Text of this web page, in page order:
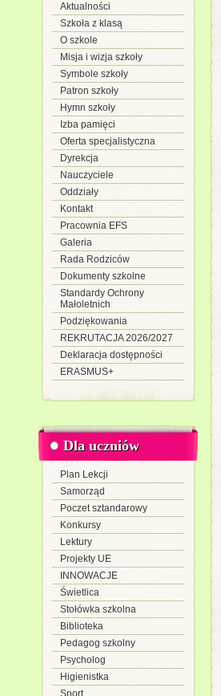
Aktualności
Szkoła z klasą
O szkole
Misja i wizja szkoły
Symbole szkoły
Patron szkoły
Hymn szkoły
Izba pamięci
Oferta specjalistyczna
Dyrekcja
Nauczyciele
Oddziały
Kontakt
Pracownia EFS
Galeria
Rada Rodziców
Dokumenty szkolne
Standardy Ochrony
Małoletnich
Podziękowania
REKRUTACJA 2026/2027
Deklaracja dostępności
ERASMUS+
Dla uczniów
Plan Lekcji
Samorząd
Poczet sztandarowy
Konkursy
Lektury
Projekty UE
INNOWACJE
Świetlica
Stołówka szkolna
Biblioteka
Pedagog szkolny
Psycholog
Higienistka
Sport